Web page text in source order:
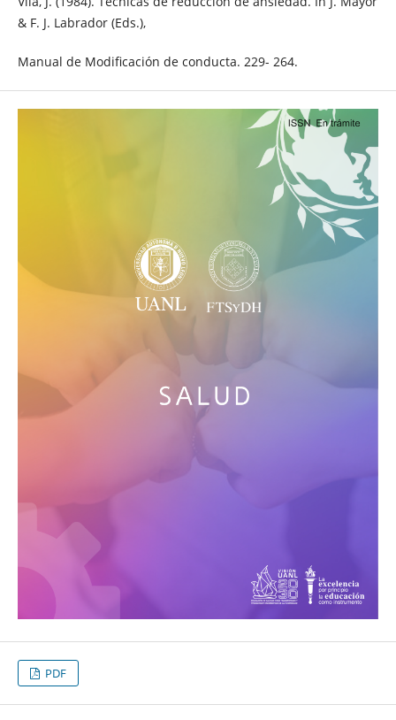
& F. J. Labrador (Eds.),
Manual de Modificación de conducta. 229- 264.
PDF